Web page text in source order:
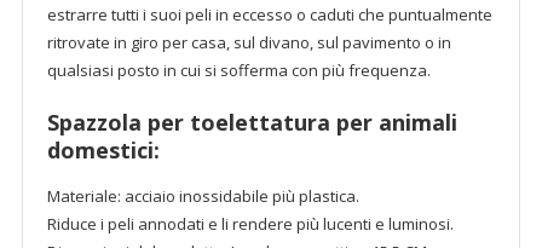
estrarre tutti i suoi peli in eccesso o caduti che puntualmente
ritrovate in giro per casa, sul divano, sul pavimento o in
qualsiasi posto in cui si sofferma con più frequenza.
Spazzola per toelettatura per animali
domestici:
Materiale: acciaio inossidabile più plastica.
Riduce i peli annodati e li rendere più lucenti e luminosi.